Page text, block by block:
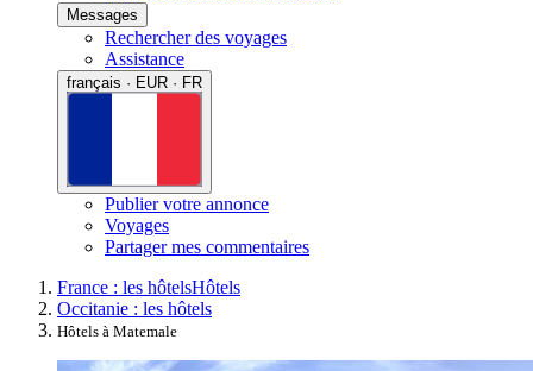
Messages
Rechercher des voyages
Assistance
français · EUR · FR
Publier votre annonce
Voyages
Partager mes commentaires
France : les hôtelsHôtels
Occitanie : les hôtels
Hôtels à Matemale